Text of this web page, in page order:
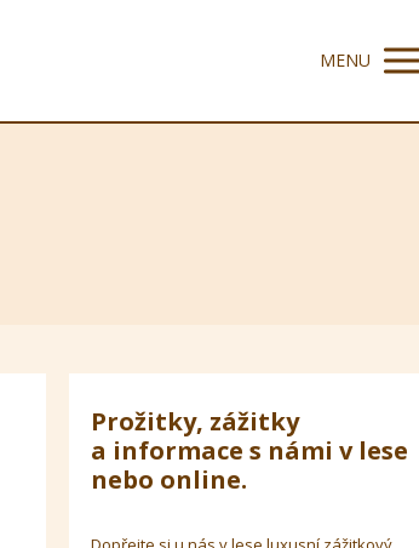
MENU
Prožitky, zážitky
a informace s námi v lese
nebo online.